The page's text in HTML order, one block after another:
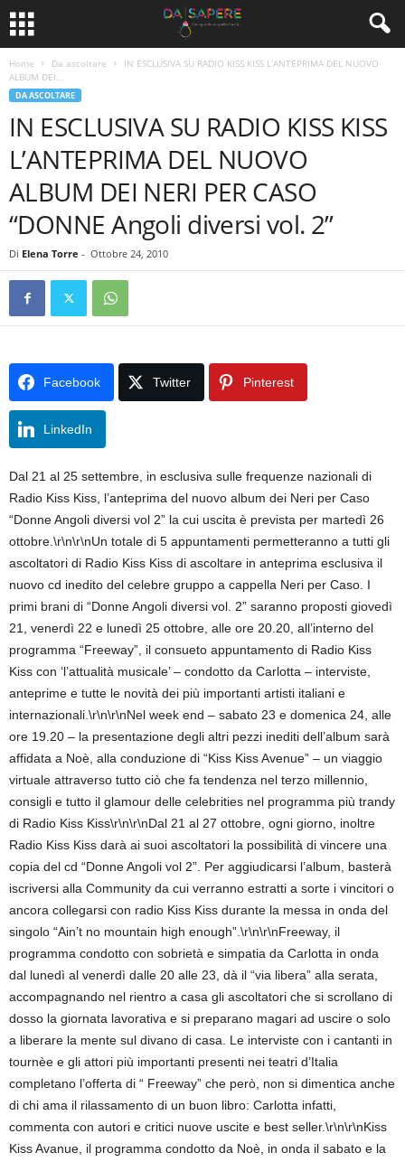
Home Da ascoltare
IN ESCLUSIVA SU RADIO KISS KISS L’ANTEPRIMA DEL NUOVO
ALBUM DEI...
DA ASCOLTARE
IN ESCLUSIVA SU RADIO KISS KISS
L’ANTEPRIMA DEL NUOVO
ALBUM DEI NERI PER CASO
“DONNE Angoli diversi vol. 2”
Di Elena Torre - Ottobre 24, 2010
Facebook Twitter Pinterest
LinkedIn
Dal 21 al 25 settembre, in esclusiva sulle frequenze nazionali di
Radio Kiss Kiss, l’anteprima del nuovo album dei Neri per Caso
“Donne Angoli diversi vol 2” la cui uscita è prevista per martedì 26
ottobre.\r\n\r\nUn totale di 5 appuntamenti permetteranno a tutti gli
ascoltatori di Radio Kiss Kiss di ascoltare in anteprima esclusiva il
nuovo cd inedito del celebre gruppo a cappella Neri per Caso. I
primi brani di “Donne Angoli diversi vol. 2” saranno proposti giovedì
21, venerdì 22 e lunedì 25 ottobre, alle ore 20.20, all’interno del
programma “Freeway”, il consueto appuntamento di Radio Kiss
Kiss con ‘l’attualità musicale’ – condotto da Carlotta – interviste,
anteprime e tutte le novità dei più importanti artisti italiani e
internazionali.\r\n\r\nNel week end – sabato 23 e domenica 24, alle
ore 19.20 – la presentazione degli altri pezzi inediti dell’album sarà
affidata a Noè, alla conduzione di “Kiss Kiss Avenue” – un viaggio
virtuale attraverso tutto ciò che fa tendenza nel terzo millennio,
consigli e tutto il glamour delle celebrities nel programma più trandy
di Radio Kiss Kiss\r\n\r\nDal 21 al 27 ottobre, ogni giorno, inoltre
Radio Kiss Kiss darà ai suoi ascoltatori la possibilità di vincere una
copia del cd “Donne Angoli vol 2”. Per aggiudicarsi l’album, basterà
iscriversi alla Community da cui verranno estratti a sorte i vincitori o
ancora collegarsi con radio Kiss Kiss durante la messa in onda del
singolo “Ain’t no mountain high enough”.\r\n\r\nFreeway, il
programma condotto con sobrietà e simpatia da Carlotta in onda
dal lunedì al venerdì dalle 20 alle 23, dà il “via libera” alla serata,
accompagnando nel rientro a casa gli ascoltatori che si scrollano di
dosso la giornata lavorativa e si preparano magari ad uscire o solo
a liberare la mente sul divano di casa. Le interviste con i cantanti in
tournèe e gli attori più importanti presenti nei teatri d’Italia
completano l’offerta di “ Freeway” che però, non si dimentica anche
di chi ama il rilassamento di un buon libro: Carlotta infatti,
commenta con autori e critici nuove uscite e best seller.\r\n\r\nKiss
Kiss Avanue, il programma condotto da Noè, in onda il sabato e la